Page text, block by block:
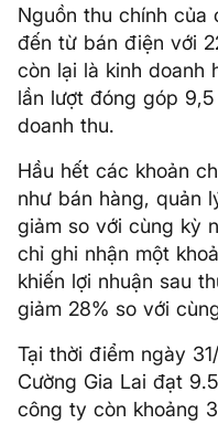
Nguồn thu chính
đến từ bán điện với
còn lại là kinh doanh
lần lượt đóng góp
doanh thu.
Hầu hết các khoản
như bán hàng, quản
giảm so với cùng kỳ
chỉ ghi nhận một
khiến lợi nhuận sau
giảm 28% so với
Tại thời điểm ngày
Cường Gia Lai đạt
công ty còn khoảng